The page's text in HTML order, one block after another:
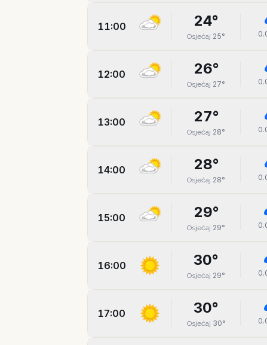
11:00 24°
Osjećaj 25°
12:00 26°
Osjećaj 27°
13:00 27°
Osjećaj 28°
14:00 28°
Osjećaj 28°
15:00 29°
Osjećaj 29°
16:00 30°
Osjećaj 29°
17:00 30°
Osjećaj 30°